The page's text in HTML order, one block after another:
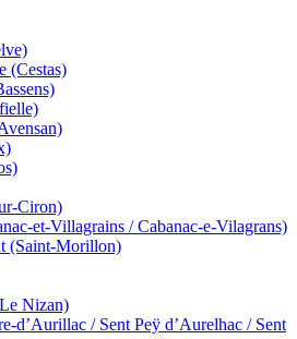
(Cestas)
Ciron)
et-Villagrains / Cabanac-e-Vilagrans)
(Saint-Morillon)
Nizan)
d’Aurillac / Sent Peÿ d’Aurelhac / Sent